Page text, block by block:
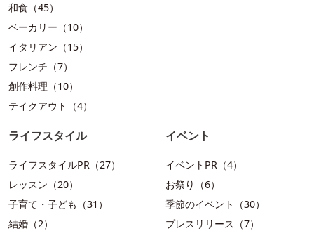
和食（45）
ベーカリー（10）
イタリアン（15）
フレンチ（7）
創作料理（10）
テイクアウト（4）
ライフスタイル
ライフスタイルPR（27）
レッスン（20）
子育て・子ども（31）
結婚（2）
イベント
イベントPR（4）
お祭り（6）
季節のイベント（30）
プレスリリース（7）